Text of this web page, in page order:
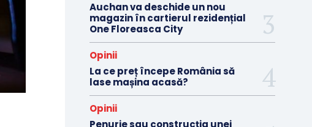
Auchan va deschide un nou
magazin în cartierul rezidențial
One Floreasca City
Opinii
La ce preț începe România să
lase mașina acasă?
Opinii
Penurie sau construcția unei